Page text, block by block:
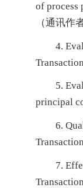
of process
（通讯作
4.
5.
principal
6.
7.